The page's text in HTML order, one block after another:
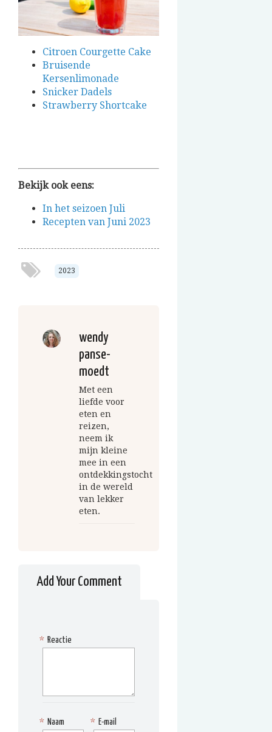
Citroen Courgette Cake
Bruisende
Kersenlimonade
Snicker Dadels
Strawberry Shortcake
Bekijk ook eens:
In het seizoen Juli
Recepten van Juni 2023
2023
wendy
panse-
moedt
Met een
liefde voor
eten en
reizen,
neem ik
mijn kleine
mee in een
ontdekkingstocht
in de wereld
van lekker
eten.
Add Your Comment
Reactie
*
Naam
* E-mail
*